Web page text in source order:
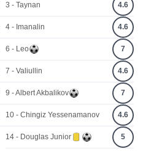
3 - Taynan 4.6
4 - Imanalin 4.6
6 - Leo 7
7 - Valiullin 4.6
9 - Albert Akbalikov 7
10 - Chingiz Yessenamanov 4.6
14 - Douglas Junior 5